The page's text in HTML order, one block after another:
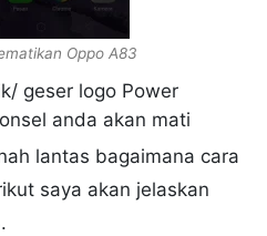
Oppo A83
geser logo Power
anda akan mati
lantas bagaimana cara
saya akan jelaskan